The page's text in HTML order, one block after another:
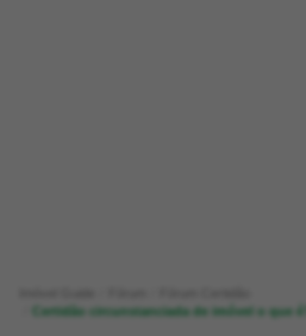
Certidão circunstanciada de imóvel o que é?